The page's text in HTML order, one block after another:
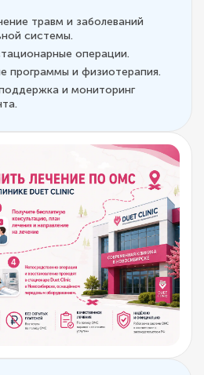
травм и заболеваний
системы.
операции.
программы и физиотерапия.
и мониторинг